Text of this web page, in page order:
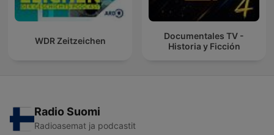
WDR Zeitzeichen
Documentales TV -
Historia y Ficción
Radio Suomi
Radioasemat ja podcastit